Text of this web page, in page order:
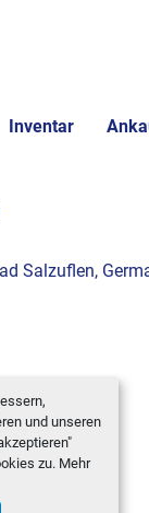
und unseren
zu. Mehr
Inventar
Salzuflen,